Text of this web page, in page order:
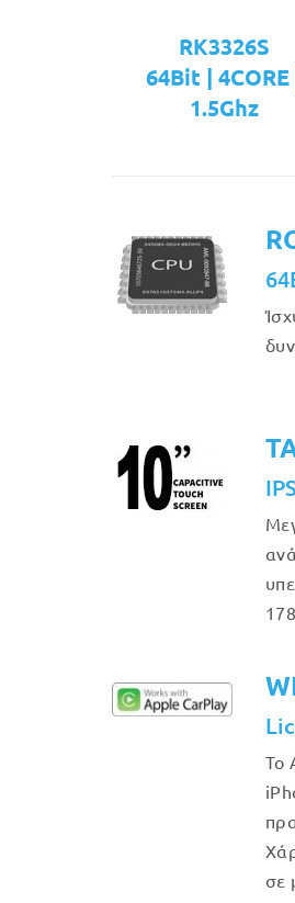
RK3326S
64Bit | 4CORE
1.5Ghz
Το
σε